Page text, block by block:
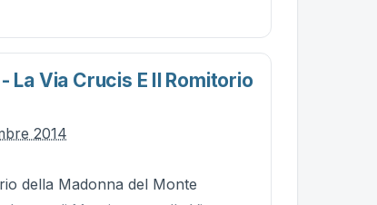
La Via Crucis E Il Romitorio
2014
della Madonna del Monte